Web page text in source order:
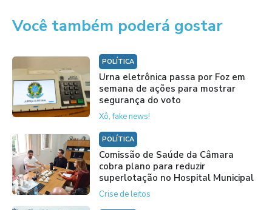
Você também poderá gostar
POLÍTICA
Urna eletrônica passa por Foz em
semana de ações para mostrar
segurança do voto
Xô, fake news!
POLÍTICA
Comissão de Saúde da Câmara
cobra plano para reduzir
superlotação no Hospital Municipal
Crise de leitos